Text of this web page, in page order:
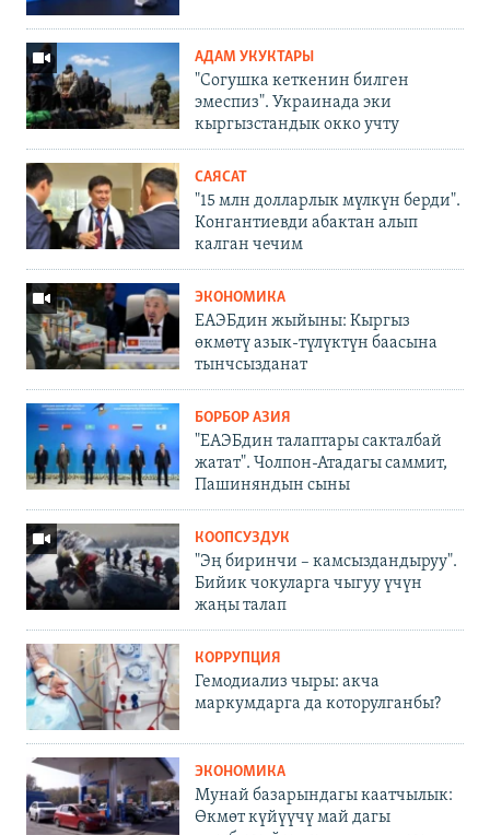
АДАМ УКУКТАРЫ
"Согушка кеткенин билген
эмеспиз". Украинада эки
кыргызстандык окко учту
САЯСАТ
"15 млн долларлык мүлкүн берди".
Конгантиевди абактан алып
калган чечим
ЭКОНОМИКА
ЕАЭБдин жыйыны: Кыргыз
өкмөтү азык-түлүктүн баасына
тынчсызданат
БОРБОР АЗИЯ
"ЕАЭБдин талаптары сакталбай
жатат". Чолпон-Атадагы саммит,
Пашиняндын сыны
КООПСУЗДУК
"Эң биринчи – камсыздандыруу".
Бийик чокуларга чыгуу үчүн
жаңы талап
КОРРУПЦИЯ
Гемодиализ чыры: акча
маркумдарга да которулганбы?
ЭКОНОМИКА
Мунай базарындагы каатчылык:
Өкмөт күйүүчү май дагы